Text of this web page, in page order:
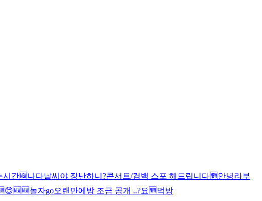
시간🆕나다날씨야 장난하니?콘서트/컴백 스포 해드립니다🆕안녕라부
😊🆕 🆕놀자go오랜만에 방 조금 공개 ..?요 🆕먹방